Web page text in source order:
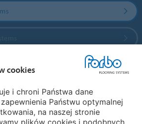
cookies
i chroni Państwa dane
Państwu optymalnej
na naszej stronie
plików cookies i podobnych